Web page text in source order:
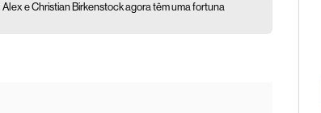
Alex e Christian Birkenstock agora têm uma fortuna